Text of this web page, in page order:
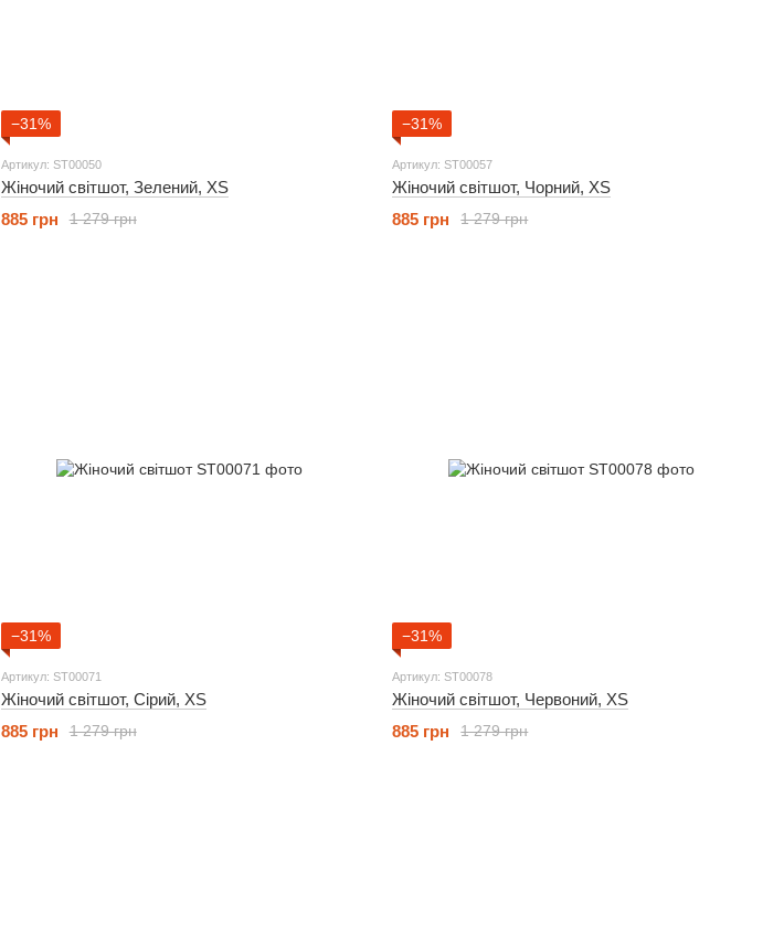
−31%
Артикул: ST00050
Жіночий світшот, Зелений, XS
1 279 грн
885 грн
−31%
Артикул: ST00057
Жіночий світшот, Чорний, XS
1 279 грн
885 грн
−31%
Артикул: ST00071
Жіночий світшот, Сірий, XS
1 279 грн
885 грн
−31%
Артикул: ST00078
Жіночий світшот, Червоний, XS
1 279 грн
885 грн